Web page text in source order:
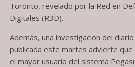
Toronto, revelado por la Red en
Digitales (R3D).
Además, una investigación del
publicada este martes advierte
el mayor usuario del sistema